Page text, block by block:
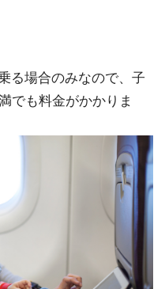
る場合のみなので、子
でも料金がかかりま